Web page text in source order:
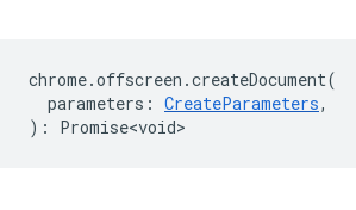
chrome.offscreen .createDocument(
parameters : CreateParameters,
) : Promise<void>